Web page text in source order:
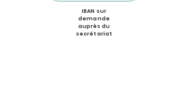
IBAN sur
demande
auprès du
secrétariat